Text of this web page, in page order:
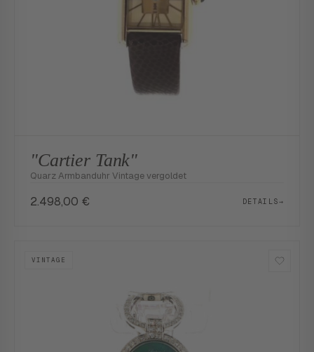
"Cartier Tank"
Quarz Armbanduhr Vintage vergoldet
2.498,00 € DETAILS→
VINTAGE